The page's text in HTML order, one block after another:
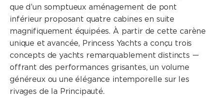
que d’un somptueux aménagement de pont
inférieur proposant quatre cabines en suite
magnifiquement équipées. À partir de cette carène
unique et avancée, Princess Yachts a conçu trois
concepts de yachts remarquablement distincts —
offrant des performances grisantes, un volume
généreux ou une élégance intemporelle sur les
rivages de la Principauté.